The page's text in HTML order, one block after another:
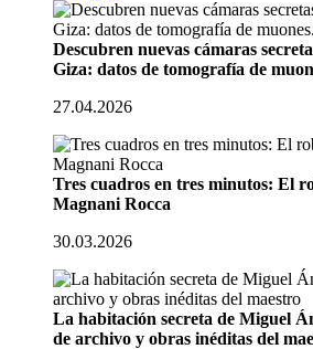
Descubren nuevas cámaras
Giza: datos de tomografía de
27.04.2026
Tres cuadros en tres minutos: El
Magnani Rocca
30.03.2026
La habitación secreta de Miguel
de archivo y obras inéditas del